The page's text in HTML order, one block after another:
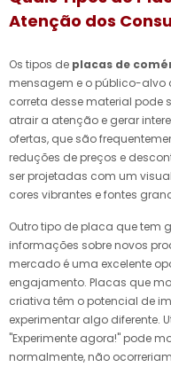
Atenção dos
Os tipos de placas de
mensagem e o público-alvo
correta desse material pode
atrair a atenção e gerar
ofertas, que são
reduções de preços e
ser projetadas com um
cores vibrantes e fontes
Outro tipo de placa que tem
informações sobre novos
mercado é uma excelente
engajamento. Placas que
criativa têm o potencial de
experimentar algo diferente.
"Experimente agora!" pode
normalmente, não